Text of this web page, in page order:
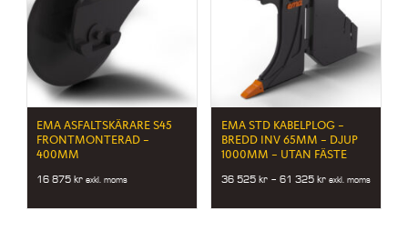
EMA ASFALTSKÄRARE S45
FRONTMONTERAD –
400MM
16 875kr exkl. moms
EMA STD KABELPLOG –
BREDD INV 65MM – DJUP
1000MM – UTAN FÄSTE
36 525 kr – 61 325 krPrice
36
exkl. moms